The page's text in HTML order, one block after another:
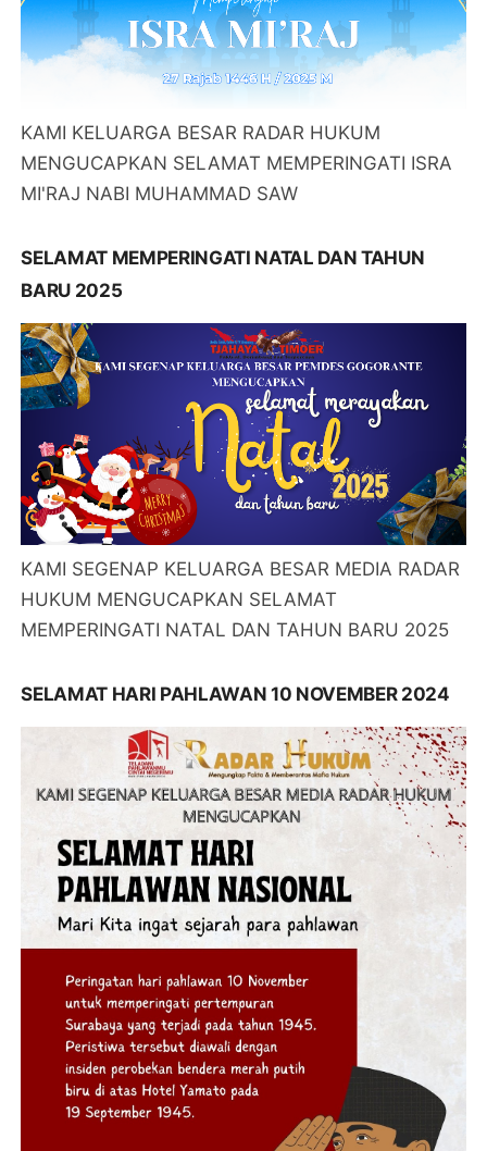
KAMI KELUARGA BESAR RADAR HUKUM
MENGUCAPKAN SELAMAT MEMPERINGATI ISRA
MI'RAJ NABI MUHAMMAD SAW
SELAMAT MEMPERINGATI NATAL DAN TAHUN
BARU 2025
KAMI SEGENAP KELUARGA BESAR MEDIA RADAR
HUKUM MENGUCAPKAN SELAMAT
MEMPERINGATI NATAL DAN TAHUN BARU 2025
SELAMAT HARI PAHLAWAN 10 NOVEMBER 2024